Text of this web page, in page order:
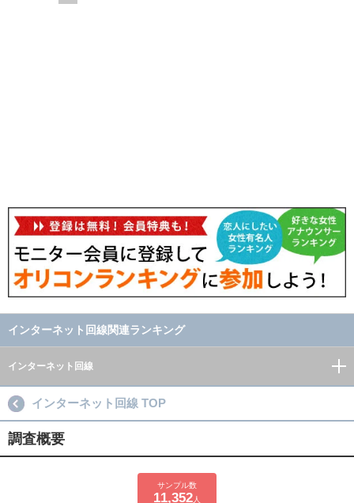
インターネット回線関連ランキング
インターネット回線
インターネット回線 TOP
調査概要
サンプル数
11,352 人